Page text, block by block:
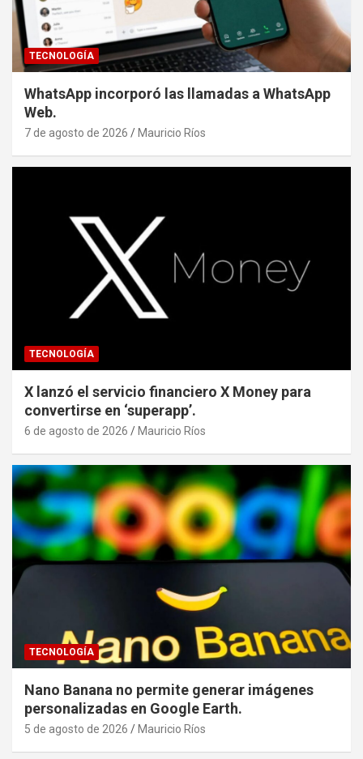
TECNOLOGÍA
WhatsApp incorporó las llamadas a WhatsApp
Web.
7 de agosto de 2026 Mauricio Ríos
TECNOLOGÍA
X lanzó el servicio financiero X Money para
convertirse en ‘superapp’.
6 de agosto de 2026 Mauricio Ríos
TECNOLOGÍA
Nano Banana no permite generar imágenes
personalizadas en Google Earth.
5 de agosto de 2026 Mauricio Ríos